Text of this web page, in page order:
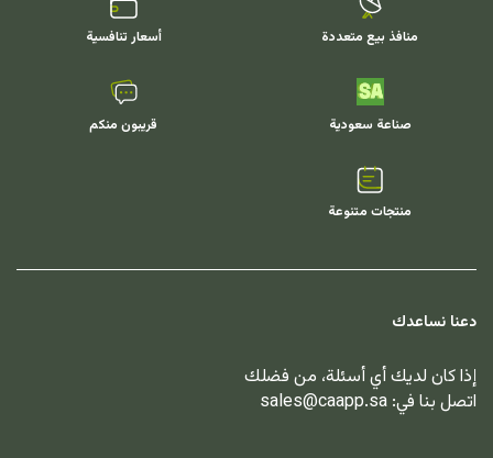
منافذ بيع متعددة أسعار تنافسية
صناعة سعودية قريبون منكم
منتجات متنوعة
دعنا نساعدك
إذا كان لديك أي أسئلة، من فضلك
اتصل بنا في: sales@caapp.sa